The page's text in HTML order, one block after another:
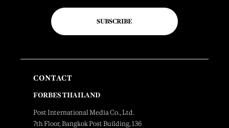
SUBSCRIBE
CONTACT
FORBES THAILAND
Post International Media Co., Ltd.
7th Floor, Bangkok Post Building, 136